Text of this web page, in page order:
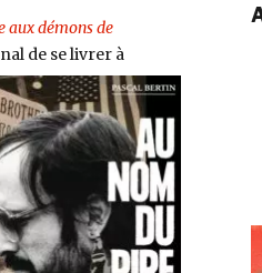
aux démons de
de se livrer à